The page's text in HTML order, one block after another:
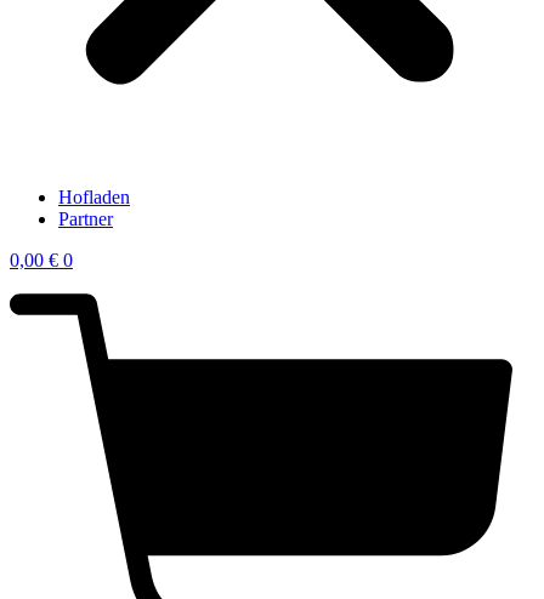
Hofladen
Partner
0,00 € 0